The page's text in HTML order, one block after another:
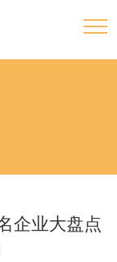
企业大盘点